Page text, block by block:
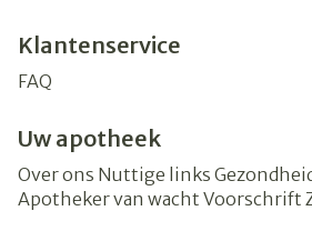
Klantenservice
FAQ
Uw apotheek
Over ons Nuttige links
Apotheker van wacht Voorschrift